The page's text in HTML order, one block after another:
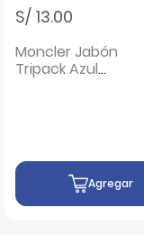
S/ 13.00
Moncler Jabón
Tripack Azul
Agregar